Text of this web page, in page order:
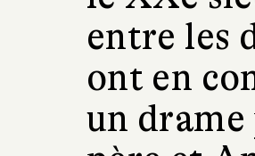
entre les
ont en
un drame